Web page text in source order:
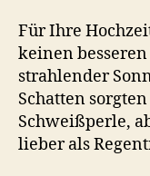
Für Ihre
keinen
strahlender
Schatten
Schweißperle,
lieber als